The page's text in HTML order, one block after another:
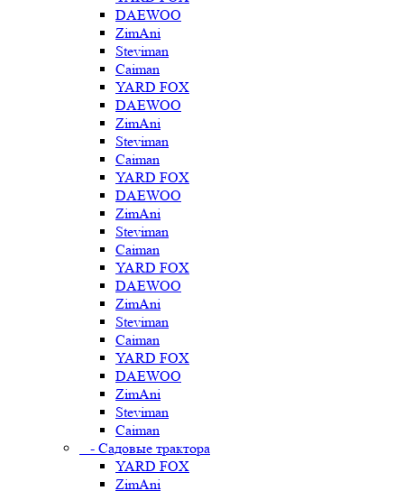
DAEWOO
ZimAni
Steviman
Caiman
YARD FOX
DAEWOO
ZimAni
Steviman
Caiman
YARD FOX
DAEWOO
ZimAni
Steviman
Caiman
YARD FOX
DAEWOO
ZimAni
Steviman
Caiman
YARD FOX
DAEWOO
ZimAni
Steviman
Caiman
- Садовые трактора
YARD FOX
ZimAni